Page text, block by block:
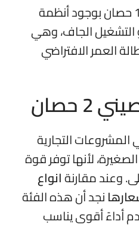
كما تتميز بعض موديلات 1 حصان بوجود أنظمة
التشغيل الجاف، وهي
العمر الافتراضي
حصان
2 حصان في المشروعات التجارية
لأنها توفر قوة
وعند مقارنةانواع
نجد أن هذه الفئة
أداءً أقوى يناسب